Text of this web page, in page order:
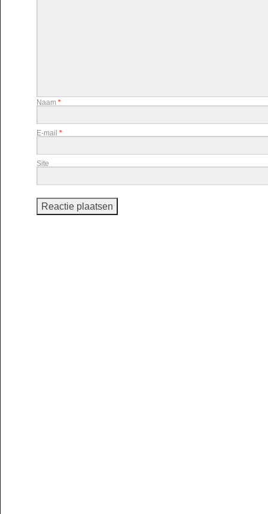
Naam *
E-mail *
Site